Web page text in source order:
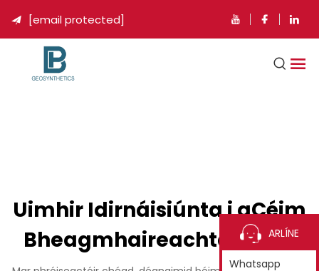
 [email protected]
Uimhir Idirnáisiúnta i gCéim
Bheagmhaireachtaí HDPE
ARLÍNE
Whatsapp